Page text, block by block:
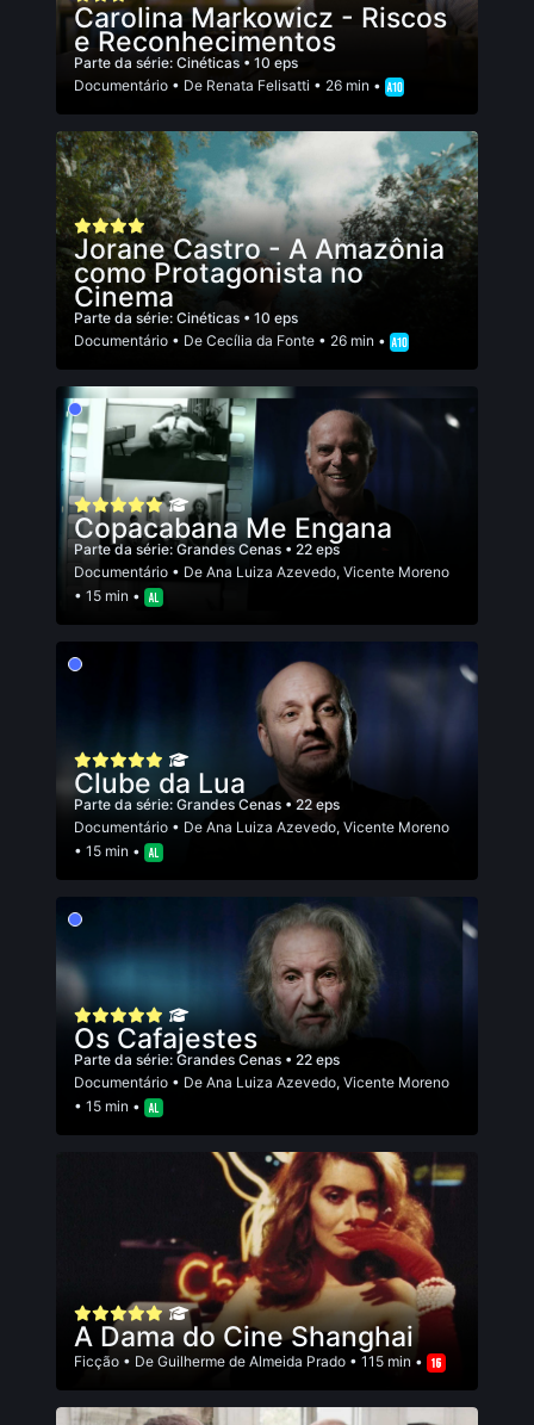
Carolina Markowicz - Riscos
e Reconhecimentos
Parte da série: Cinéticas • 10 eps
Documentário • De Renata Felisatti • 26 min •
Jorane Castro - A Amazônia
como Protagonista no
Cinema
Parte da série: Cinéticas • 10 eps
Documentário • De Cecí­lia da Fonte • 26 min •
Copacabana Me Engana
Parte da série: Grandes Cenas • 22 eps
Documentário • De Ana Luiza Azevedo, Vicente Moreno
• 15 min •
Clube da Lua
Parte da série: Grandes Cenas • 22 eps
Documentário • De Ana Luiza Azevedo, Vicente Moreno
• 15 min •
Os Cafajestes
Parte da série: Grandes Cenas • 22 eps
Documentário • De Ana Luiza Azevedo, Vicente Moreno
• 15 min •
A Dama do Cine Shanghai
Ficção • De Guilherme de Almeida Prado • 115 min •